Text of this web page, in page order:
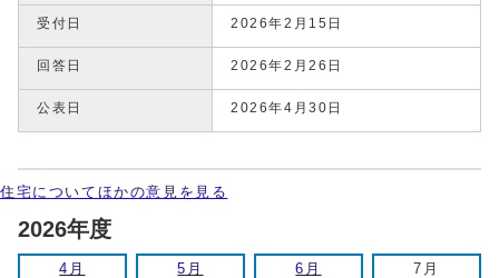
受付日 2026年2月15日
回答日 2026年2月26日
公表日 2026年4月30日
住宅についてほかの意見を見る
2026年度
4月 5月 6月 7月